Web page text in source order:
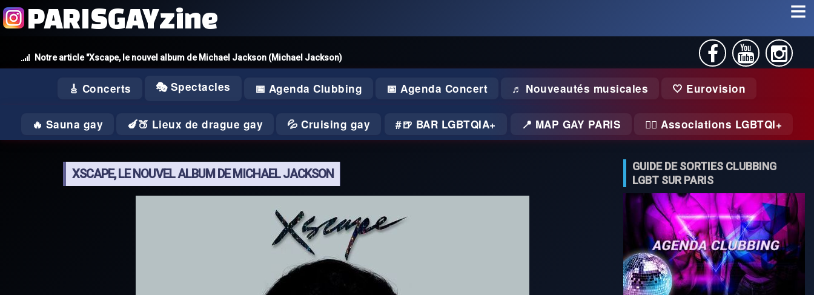
Notre article "Xscape, le nouvel album de Michael Jackson (Michael Jackson)
PARISGAYzine
🎸 Concerts 🎭 Spectacles 📅 Agenda Clubbing 📅 Agenda Concert ♬ Nouveautés musicales 🤍 Eurovision
🔥 Sauna gay 🍆🍑 Lieux de drague gay 💦 Cruising gay 🍺 BAR LGBTQIA+ 📍 MAP GAY PARIS 🏃‍♂️ Associations LGBTQI+
XSCAPE, LE NOUVEL ALBUM DE MICHAEL JACKSON
GUIDE DE SORTIES CLUBBING
LGBT SUR PARIS